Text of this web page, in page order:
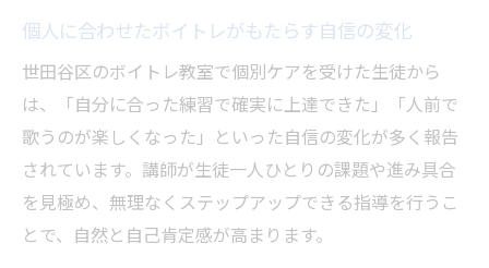
個人に合わせたボイトレがもたらす自信の変化
世田谷区のボイトレ教室で個別ケアを受けた生徒から
は、「自分に合った練習で確実に上達できた」「人前で
歌うのが楽しくなった」といった自信の変化が多く報告
されています。講師が生徒一人ひとりの課題や進み具合
を見極め、無理なくステップアップできる指導を行うこ
とで、自然と自己肯定感が高まります。